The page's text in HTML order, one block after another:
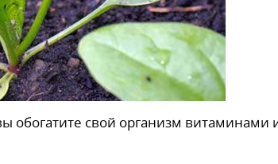
обогатите свой организм витаминами